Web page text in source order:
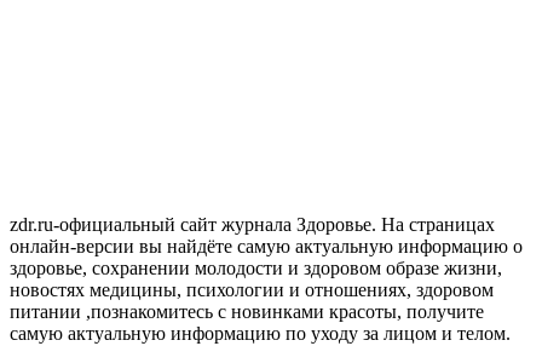
zdr.ru-официальный сайт журнала Здоровье. На страницах
онлайн-версии вы найдёте самую актуальную информацию о
здоровье, сохранении молодости и здоровом образе жизни,
новостях медицины, психологии и отношениях, здоровом
питании ,познакомитесь с новинками красоты, получите
самую актуальную информацию по уходу за лицом и телом.